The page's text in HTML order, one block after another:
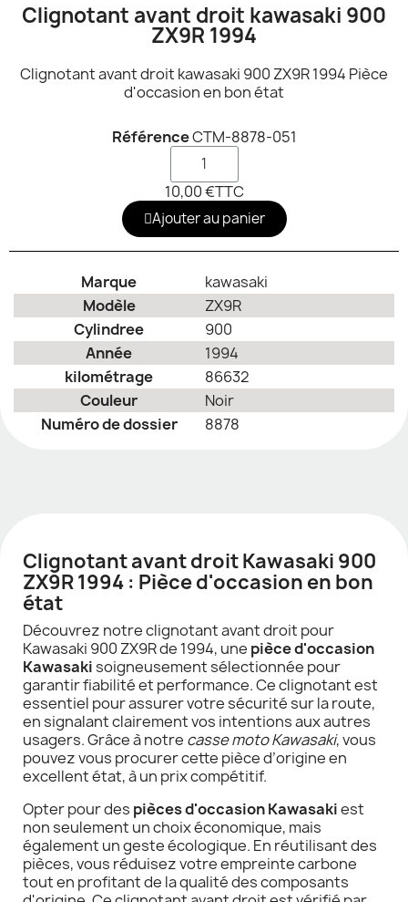
Clignotant avant droit kawasaki 900
ZX9R 1994
Clignotant avant droit kawasaki 900 ZX9R 1994 Pièce
d'occasion en bon état
RéférenceCTM-8878-051
10,00 €TTC
Ajouter au panier
Marque
kawasaki
Modèle
ZX9R
Cylindree
900
Année
1994
kilométrage
86632
Couleur
Noir
Numéro de dossier
8878
Clignotant avant droit Kawasaki 900
ZX9R 1994 : Pièce d'occasion en bon
état
Découvrez notre clignotant avant droit pour
Kawasaki 900 ZX9R de 1994, une pièce d'occasion
Kawasakisoigneusement sélectionnée pour
garantir fiabilité et performance. Ce clignotant est
essentiel pour assurer votre sécurité sur la route,
en signalant clairement vos intentions aux autres
usagers. Grâce à notre casse moto Kawasaki, vous
pouvez vous procurer cette pièce d’origine en
excellent état, à un prix compétitif.
Opter pour des pièces d'occasion Kawasakiest
non seulement un choix économique, mais
également un geste écologique. En réutilisant des
pièces, vous réduisez votre empreinte carbone
tout en profitant de la qualité des composants